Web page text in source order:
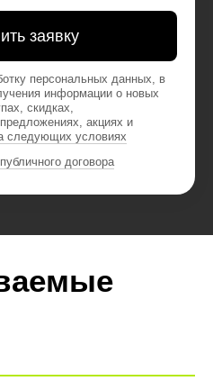
заявку
персональных данных, в
информации о новых
скидках,
акциях и
следующих условиях
публичного договора